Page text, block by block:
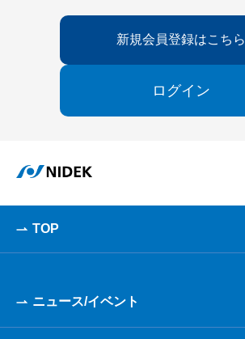
新規会員登録はこちら
ログイン
TOP
ニュース/イベント